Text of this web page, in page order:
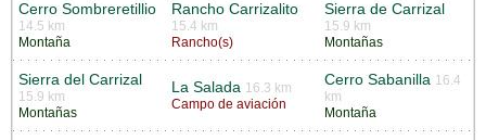
Cerro Sombreretillio
14.5 km
Montaña
Rancho Carrizalito
15.4 km
Rancho(s)
Sierra de Carrizal
15.9 km
Montañas
Sierra del Carrizal
15.9 km
Montañas
La Salada 16.3 km
Campo de aviación
Cerro Sabanilla 16.4
km
Montaña